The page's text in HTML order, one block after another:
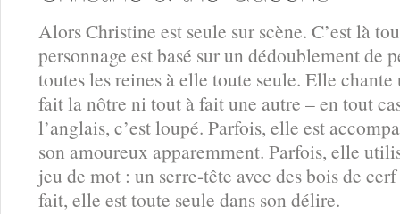
Alors Christine est seule sur scène. C’est là
personnage est basé sur un dédoublement de
toutes les reines à elle toute seule. Elle
fait la nôtre ni tout à fait une autre – en tout
l’anglais, c’est loupé. Parfois, elle est
son amoureux apparemment. Parfois, elle
jeu de mot : un serre-tête avec des bois de
fait, elle est toute seule dans son délire.